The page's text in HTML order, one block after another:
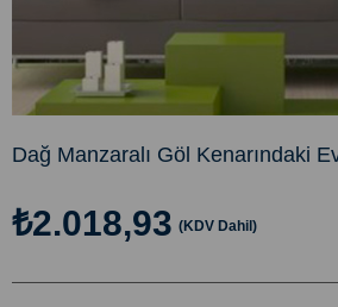
Dağ Manzaralı Göl Kenarındaki
₺2.018,93 (KDV Dahil)